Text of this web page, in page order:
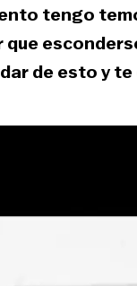
tengo
de esto y